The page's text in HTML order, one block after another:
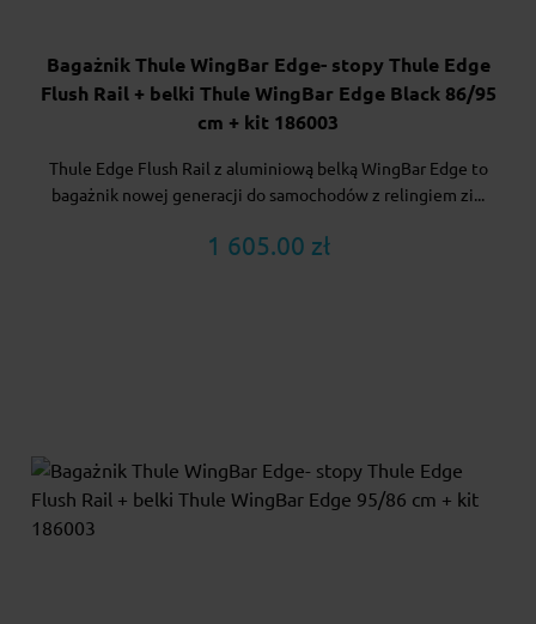
Bagażnik Thule WingBar Edge- stopy Thule Edge
Flush Rail + belki Thule WingBar Edge Black 86/95
cm + kit 186003
Thule Edge Flush Rail z aluminiową belką WingBar Edge to
bagażnik nowej generacji do samochodów z relingiem zi...
1 605.00 zł